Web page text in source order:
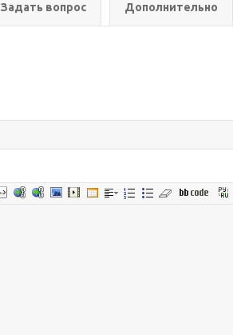
Задать вопрос Дополнительно